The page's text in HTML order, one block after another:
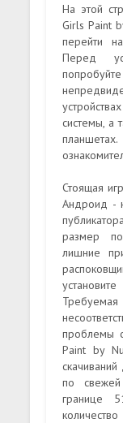
На этой
Girls Paint
перейти
Перед
системы, а
Стоящая
Андроид -
размер
лишние
проблемы
Paint by
по свежей
границе